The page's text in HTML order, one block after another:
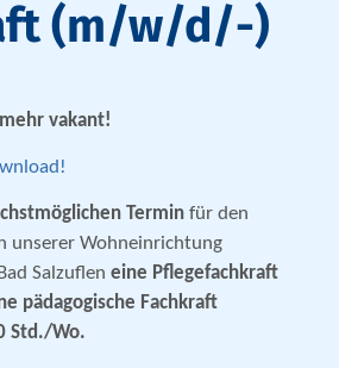
(m/w/d/-)
vakant!
Termin für den
unserer Wohneinrichtung
Salzuflen eine Pflegefachkraft
pädagogische Fachkraft
Std./Wo.